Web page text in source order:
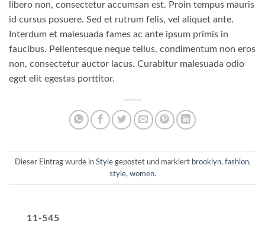
libero non, consectetur accumsan est. Proin tempus mauris
id cursus posuere. Sed et rutrum felis, vel aliquet ante.
Interdum et malesuada fames ac ante ipsum primis in
faucibus. Pellentesque neque tellus, condimentum non eros
non, consectetur auctor lacus. Curabitur malesuada odio
eget elit egestas porttitor.
Dieser Eintrag wurde in Stylegepostet und markiert brooklyn, fashion,
style, women.
11-545